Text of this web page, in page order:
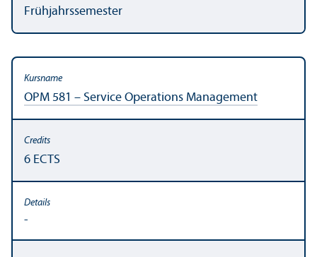
Frühjahrssemester
OPM 581 – Service Operations Management
6 ECTS
-